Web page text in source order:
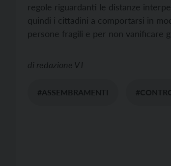
regole riguardanti le distanze
quindi i cittadini a comportarsi in
persone fragili e per non vanificare
di redazione VT
#ASSEMBRAMENTI